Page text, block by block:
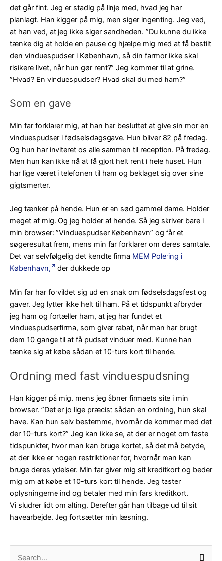
det går fint. Jeg er stadig på linje med, hvad jeg har
planlagt. Han kigger på mig, men siger ingenting. Jeg ved,
at han ved, at jeg ikke siger sandheden. ”Du kunne du ikke
tænke dig at holde en pause og hjælpe mig med at få bestilt
den vinduespudser i København, så din farmor ikke skal
risikere livet, når hun gør rent?” Jeg kommer til at grine.
”Hvad? En vinduespudser? Hvad skal du med ham?”
Som en gave
Min far forklarer mig, at han har besluttet at give sin mor en
vinduespudser i fødselsdagsgave. Hun bliver 82 på fredag.
Og hun har inviteret os alle sammen til reception. På fredag.
Men hun kan ikke nå at få gjort helt rent i hele huset. Hun
har lige været i telefonen til ham og beklaget sig over sine
gigtsmerter.
Jeg tænker på hende. Hun er en sød gammel dame. Holder
meget af mig. Og jeg holder af hende. Så jeg skriver bare i
min browser: ”Vinduespudser København” og får et
søgeresultat frem, mens min far forklarer om deres samtale.
Det var selvfølgelig det kendte firma MEM Polering i
København,
der dukkede op.
Min far har forvildet sig ud en snak om fødselsdagsfest og
gaver. Jeg lytter ikke helt til ham. På et tidspunkt afbryder
jeg ham og fortæller ham, at jeg har fundet et
vinduespudserfirma, som giver rabat, når man har brugt
dem 10 gange til at få pudset vinduer med. Kunne han
tænke sig at købe sådan et 10-turs kort til hende.
Ordning med fast vinduespudsning
Han kigger på mig, mens jeg åbner firmaets site i min
browser. ”Det er jo lige præcist sådan en ordning, hun skal
have. Kan hun selv bestemme, hvornår de kommer med det
der 10-turs kort?” Jeg kan ikke se, at der er noget om faste
tidspunkter, hvor man kan bruge kortet, så det må betyde,
at der ikke er nogen restriktioner for, hvornår man kan
bruge deres ydelser. Min far giver mig sit kreditkort og beder
mig om at købe et 10-turs kort til hende. Jeg taster
oplysningerne ind og betaler med min fars kreditkort.
Vi sludrer lidt om alting. Derefter går han tilbage ud til sit
havearbejde. Jeg fortsætter min læsning.